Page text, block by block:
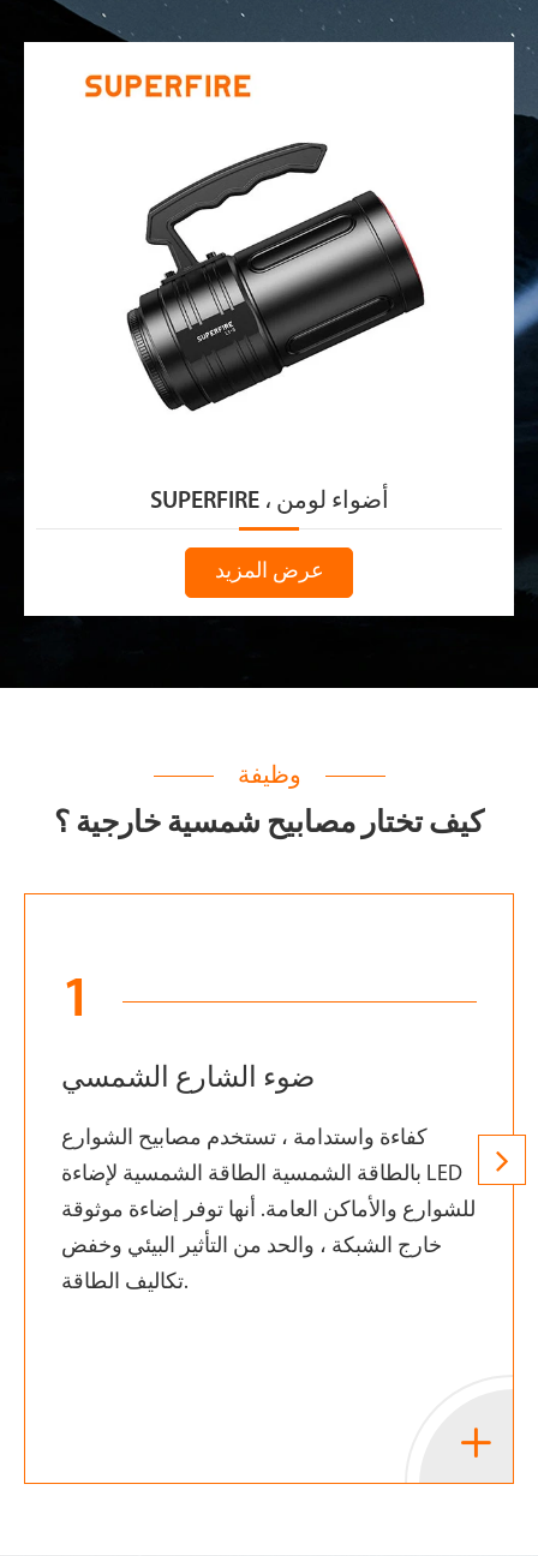
SUPERFIRE ، أضواء لومن
عرض المزيد
وظيفة
كيف تختار مصابيح شمسية خارجية ؟
1
ضوء الشارع الشمسي
كفاءة واستدامة ، تستخدم مصابيح الشوارع
بالطاقة الشمسية الطاقة الشمسية لإضاءة LED
للشوارع والأماكن العامة. أنها توفر إضاءة موثوقة
خارج الشبكة ، والحد من التأثير البيئي وخفض
تكاليف الطاقة.
